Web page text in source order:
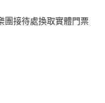
團接待處換取實體門票